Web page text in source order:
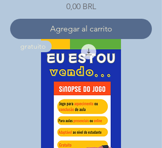
Precio
0,00 BRL
Agregar al carrito
gratuito